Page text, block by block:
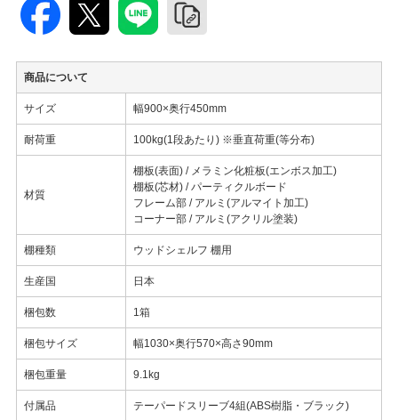
商品について
サイズ 幅900×奥行450mm
耐荷重 100kg(1段あたり) ※垂直荷重(等分布)
材質
棚板(表面) / メラミン化粧板(エンボス加工)
棚板(芯材) / パーティクルボード
フレーム部 / アルミ(アルマイト加工)
コーナー部 / アルミ(アクリル塗装)
棚種類 ウッドシェルフ 棚用
生産国 日本
梱包数 1箱
梱包サイズ 幅1030×奥行570×高さ90mm
梱包重量 9.1kg
付属品 テーパードスリーブ4組(ABS樹脂・ブラック)